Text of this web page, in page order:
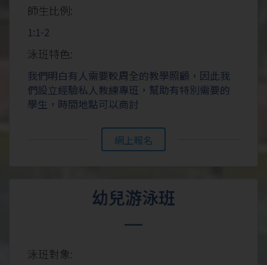
師生比例:
1:1-2
泳班特色:
我們明白有人需要較周全的教學照顧，因此我
們設立經驗私人教練專班，幫助有特別需要的
學生，時間地點可以商討
網上報名
幼兒游泳班
泳班對象: